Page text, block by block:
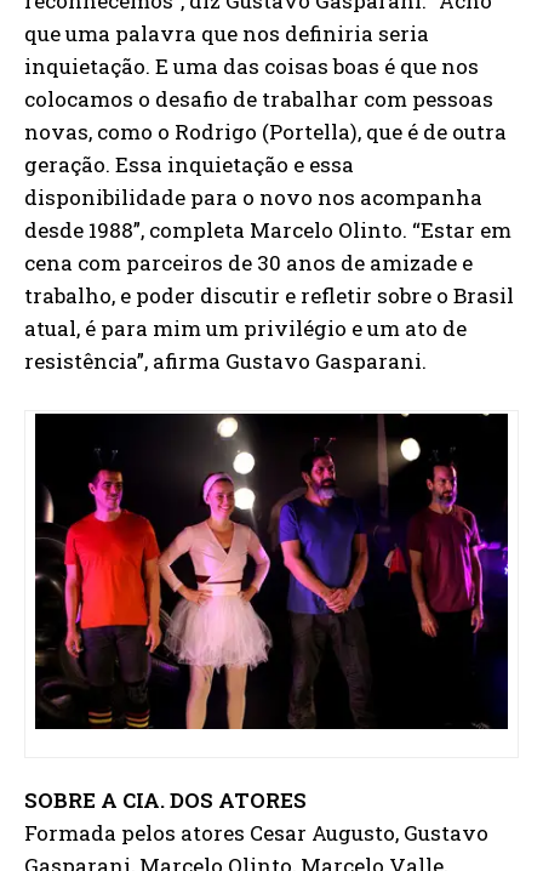
que uma palavra que nos definiria seria
inquietação. E uma das coisas boas é que nos
colocamos o desafio de trabalhar com pessoas
novas, como o Rodrigo (Portella), que é de outra
geração. Essa inquietação e essa
disponibilidade para o novo nos acompanha
desde 1988”, completa Marcelo Olinto. “Estar em
cena com parceiros de 30 anos de amizade e
trabalho, e poder discutir e refletir sobre o Brasil
atual, é para mim um privilégio e um ato de
resistência”, afirma Gustavo Gasparani.
SOBRE A CIA. DOS ATORES
Formada pelos atores Cesar Augusto, Gustavo